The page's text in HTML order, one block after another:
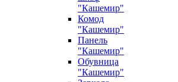
"Кашемир"
Комод
"Кашемир"
Панель
"Кашемир"
Обувница
"Кашемир"